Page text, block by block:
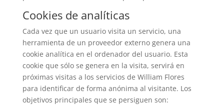
Cookies de analíticas
Cada vez que un usuario visita un servicio, una
herramienta de un proveedor externo genera una
cookie analítica en el ordenador del usuario. Esta
cookie que sólo se genera en la visita, servirá en
próximas visitas a los servicios de William Flores
para identificar de forma anónima al visitante. Los
objetivos principales que se persiguen son: